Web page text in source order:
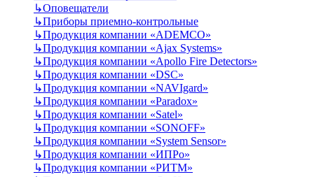
↳Оповещатели
↳Приборы приемно-контрольные
↳Продукция компании «ADEMCO»
↳Продукция компании «Ajax Systems»
↳Продукция компании «Apollo Fire Detectors»
↳Продукция компании «DSC»
↳Продукция компании «NAVIgard»
↳Продукция компании «Paradox»
↳Продукция компании «Satel»
↳Продукция компании «SONOFF»
↳Продукция компании «System Sensor»
↳Продукция компании «ИПРо»
↳Продукция компании «РИТМ»